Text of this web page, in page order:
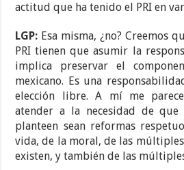
actitud que ha tenido el PRI en
LGP: Esa misma, ¿no? Creemos
PRI tienen que asumir la
implica preservar el
mexicano. Es una
elección libre. A mí me
atender a la necesidad de
planteen sean reformas
vida, de la moral, de las
existen, y también de las